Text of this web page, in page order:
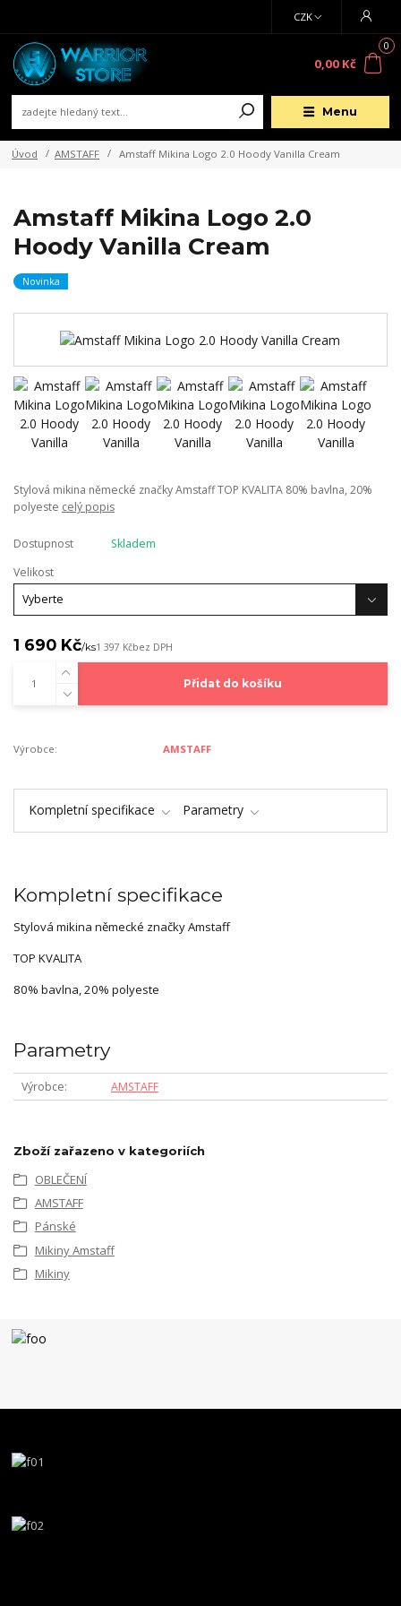
Menu
CZK
0
0,00 Kč
Úvod AMSTAFF Amstaff Mikina Logo 2.0 Hoody Vanilla Cream
Amstaff Mikina Logo 2.0
Hoody Vanilla Cream
Novinka
Stylová mikina německé značky Amstaff TOP KVALITA 80% bavlna, 20%
polyeste celý popis
Dostupnost
Skladem
Velikost
1 690 Kč/ks1 397 Kčbez DPH
Přidat do košíku
Výrobce: AMSTAFF
Kompletní specifikace Parametry
Kompletní specifikace
Stylová mikina německé značky Amstaff
TOP KVALITA
80% bavlna, 20% polyeste
Parametry
Výrobce AMSTAFF
Zboží zařazeno v kategoriích
OBLEČENÍ
AMSTAFF
Pánské
Mikiny Amstaff
Mikiny